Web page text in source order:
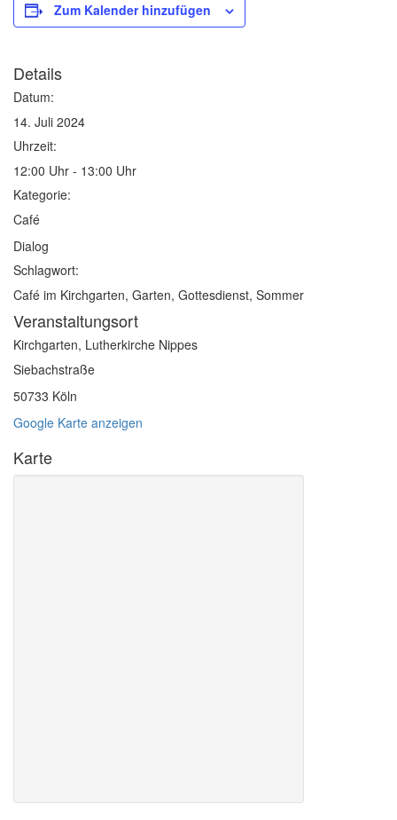
Zum Kalender hinzufügen
Details
Datum:
14. Juli 2024
Uhrzeit:
12:00 Uhr - 13:00 Uhr
Kategorie:
Café
Dialog
Schlagwort:
Café im Kirchgarten, Garten, Gottesdienst, Sommer
Veranstaltungsort
Kirchgarten, Lutherkirche Nippes
Siebachstraße
50733 Köln
Google Karte anzeigen
Karte